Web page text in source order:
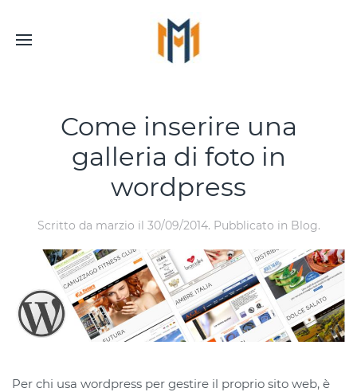
Come inserire una
galleria di foto in
wordpress
Scritto da marzio il 30/09/2014. Pubblicato in Blog.
Per chi usa wordpress per gestire il proprio sito web, è